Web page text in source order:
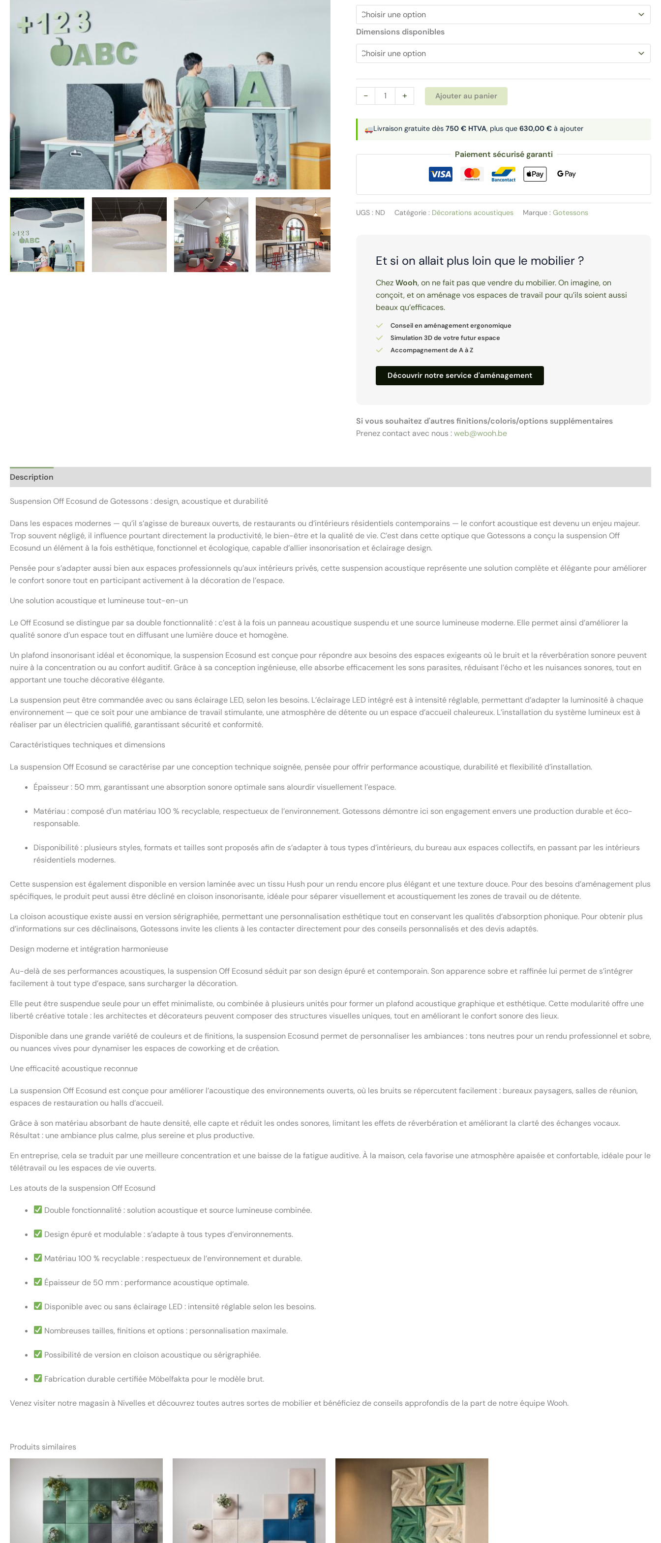
Dimensions disponibles
-
quantité
de
Suspension
acoustique
|
OFF
+ Ajouter au panier
Paiement sécurisé garanti
UGS : ND Catégorie : Décorations acoustiques Marque :Gotessons
Livraison gratuite dès750 € HTVA, plus que630,00 € à ajouter
Et si on allait plus loin que le mobilier ?
ChezWooh, on ne fait pas que vendre du mobilier. On imagine, on
conçoit, et on aménage vos espaces de travail pour qu’ils soient aussi
beaux qu’efficaces.
Conseil en aménagement ergonomique
Simulation 3D de votre futur espace
Accompagnement de A à Z
Découvrir notre service d'aménagement
Si vous souhaitez d'autres finitions/coloris/options supplémentaires
Prenez contact avec nous :web@wooh.be
Description
Suspension Off Ecosund de Gotessons : design, acoustique et durabilité
Dans les espaces modernes — qu’il s’agisse de bureaux ouverts, de restaurants ou d’intérieurs résidentiels contemporains — le confort acoustique est devenu un enjeu majeur.
Trop souvent négligé, il influence pourtant directement la productivité, le bien-être et la qualité de vie. C’est dans cette optique que Gotessons a conçu la suspension Off
Ecosund un élément à la fois esthétique, fonctionnel et écologique, capable d’allier insonorisation et éclairage design.
Pensée pour s’adapter aussi bien aux espaces professionnels qu’aux intérieurs privés, cette suspension acoustique représente une solution complète et élégante pour améliorer
le confort sonore tout en participant activement à la décoration de l’espace.
Une solution acoustique et lumineuse tout-en-un
Le Off Ecosund se distingue par sa double fonctionnalité : c’est à la fois un panneau acoustique suspendu et une source lumineuse moderne. Elle permet ainsi d’améliorer la
qualité sonore d’un espace tout en diffusant une lumière douce et homogène.
Un plafond insonorisant idéal et économique, la suspension Ecosund est conçue pour répondre aux besoins des espaces exigeants où le bruit et la réverbération sonore peuvent
nuire à la concentration ou au confort auditif. Grâce à sa conception ingénieuse, elle absorbe efficacement les sons parasites, réduisant l’écho et les nuisances sonores, tout en
apportant une touche décorative élégante.
La suspension peut être commandée avec ou sans éclairage LED, selon les besoins. L’éclairage LED intégré est à intensité réglable, permettant d’adapter la luminosité à chaque
environnement — que ce soit pour une ambiance de travail stimulante, une atmosphère de détente ou un espace d’accueil chaleureux. L’installation du système lumineux est à
réaliser par un électricien qualifié, garantissant sécurité et conformité.
Caractéristiques techniques et dimensions
La suspension Off Ecosund se caractérise par une conception technique soignée, pensée pour offrir performance acoustique, durabilité et flexibilité d’installation.
Épaisseur : 50 mm, garantissant une absorption sonore optimale sans alourdir visuellement l’espace.
Matériau : composé d’un matériau 100 % recyclable, respectueux de l’environnement. Gotessons démontre ici son engagement envers une production durable et éco-
responsable.
Disponibilité : plusieurs styles, formats et tailles sont proposés afin de s’adapter à tous types d’intérieurs, du bureau aux espaces collectifs, en passant par les intérieurs
résidentiels modernes.
Cette suspension est également disponible en version laminée avec un tissu Hush pour un rendu encore plus élégant et une texture douce. Pour des besoins d’aménagement plus
spécifiques, le produit peut aussi être décliné en cloison insonorisante, idéale pour séparer visuellement et acoustiquement les zones de travail ou de détente.
La cloison acoustique existe aussi en version sérigraphiée, permettant une personnalisation esthétique tout en conservant les qualités d’absorption phonique. Pour obtenir plus
d’informations sur ces déclinaisons, Gotessons invite les clients à les contacter directement pour des conseils personnalisés et des devis adaptés.
Design moderne et intégration harmonieuse
Au-delà de ses performances acoustiques, la suspension Off Ecosund séduit par son design épuré et contemporain. Son apparence sobre et raffinée lui permet de s’intégrer
facilement à tout type d’espace, sans surcharger la décoration.
Elle peut être suspendue seule pour un effet minimaliste, ou combinée à plusieurs unités pour former un plafond acoustique graphique et esthétique. Cette modularité offre une
liberté créative totale : les architectes et décorateurs peuvent composer des structures visuelles uniques, tout en améliorant le confort sonore des lieux.
Disponible dans une grande variété de couleurs et de finitions, la suspension Ecosund permet de personnaliser les ambiances : tons neutres pour un rendu professionnel et sobre,
ou nuances vives pour dynamiser les espaces de coworking et de création.
Une efficacité acoustique reconnue
La suspension Off Ecosund est conçue pour améliorer l’acoustique des environnements ouverts, où les bruits se répercutent facilement : bureaux paysagers, salles de réunion,
espaces de restauration ou halls d’accueil.
Grâce à son matériau absorbant de haute densité, elle capte et réduit les ondes sonores, limitant les effets de réverbération et améliorant la clarté des échanges vocaux.
Résultat : une ambiance plus calme, plus sereine et plus productive.
En entreprise, cela se traduit par une meilleure concentration et une baisse de la fatigue auditive. À la maison, cela favorise une atmosphère apaisée et confortable, idéale pour le
télétravail ou les espaces de vie ouverts.
Les atouts de la suspension Off Ecosund
Double fonctionnalité : solution acoustique et source lumineuse combinée.
Design épuré et modulable : s’adapte à tous types d’environnements.
Matériau 100 % recyclable : respectueux de l’environnement et durable.
Épaisseur de 50 mm : performance acoustique optimale.
Disponible avec ou sans éclairage LED : intensité réglable selon les besoins.
Nombreuses tailles, finitions et options : personnalisation maximale.
Possibilité de version en cloison acoustique ou sérigraphiée.
Fabrication durable certifiée Möbelfakta pour le modèle brut.
Venez visiter notre magasin à Nivelles et découvrez toutes autres sortes de mobilier et bénéficiez de conseils approfondis de la part de notre équipe Wooh.
Produits similaires